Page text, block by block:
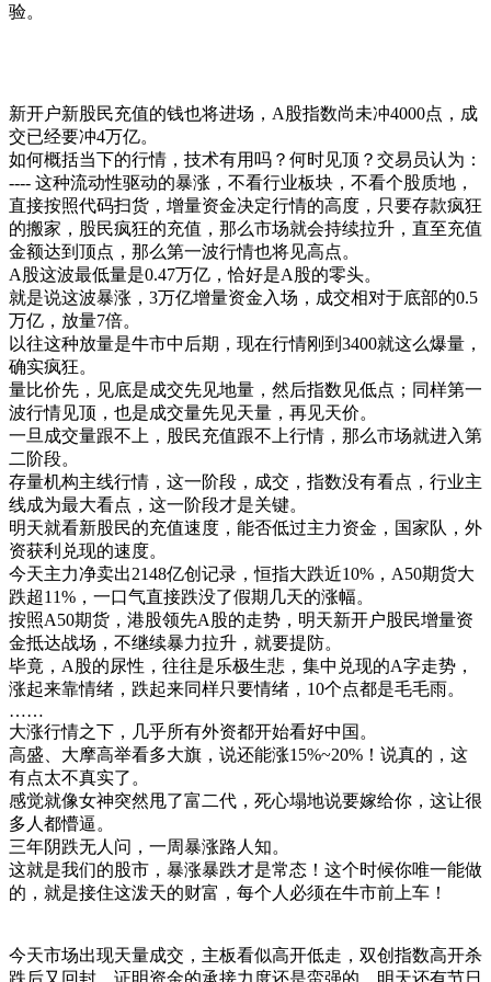
验。
新开户新股民充值的钱也将进场，A股指数尚未冲4000点，成
交已经要冲4万亿。
如何概括当下的行情，技术有用吗？何时见顶？交易员认为：
---- 这种流动性驱动的暴涨，不看行业板块，不看个股质地，
直接按照代码扫货，增量资金决定行情的高度，只要存款疯狂
的搬家，股民疯狂的充值，那么市场就会持续拉升，直至充值
金额达到顶点，那么第一波行情也将见高点。
A股这波最低量是0.47万亿，恰好是A股的零头。
就是说这波暴涨，3万亿增量资金入场，成交相对于底部的0.5
万亿，放量7倍。
以往这种放量是牛市中后期，现在行情刚到3400就这么爆量，
确实疯狂。
量比价先，见底是成交先见地量，然后指数见低点；同样第一
波行情见顶，也是成交量先见天量，再见天价。
一旦成交量跟不上，股民充值跟不上行情，那么市场就进入第
二阶段。
存量机构主线行情，这一阶段，成交，指数没有看点，行业主
线成为最大看点，这一阶段才是关键。
明天就看新股民的充值速度，能否低过主力资金，国家队，外
资获利兑现的速度。
今天主力净卖出2148亿创记录，恒指大跌近10%，A50期货大
跌超11%，一口气直接跌没了假期几天的涨幅。
按照A50期货，港股领先A股的走势，明天新开户股民增量资
金抵达战场，不继续暴力拉升，就要提防。
毕竟，A股的尿性，往往是乐极生悲，集中兑现的A字走势，
涨起来靠情绪，跌起来同样只要情绪，10个点都是毛毛雨。
……
大涨行情之下，几乎所有外资都开始看好中国。
高盛、大摩高举看多大旗，说还能涨15%~20%！说真的，这
有点太不真实了。
感觉就像女神突然甩了富二代，死心塌地说要嫁给你，这让很
多人都懵逼。
三年阴跌无人问，一周暴涨路人知。
这就是我们的股市，暴涨暴跌才是常态！这个时候你唯一能做
的，就是接住这泼天的财富，每个人必须在牛市前上车！
今天市场出现天量成交，主板看似高开低走，双创指数高开杀
跌后又回封，证明资金的承接力度还是蛮强的，明天还有节日